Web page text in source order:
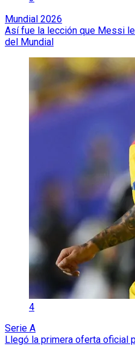
Mundial 2026
Así fue la lección que Messi
del Mundial
4
Serie A
Llegó la primera oferta oficial